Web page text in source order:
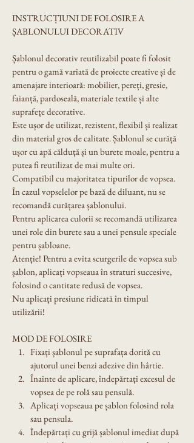
INSTRUCȚIUNI DE FOLOSIRE A
ȘABLONULUI DECORATIV
Șablonul decorativ reutilizabil poate fi folosit
pentru o gamă variată de proiecte creative și de
amenajare interioară: mobilier, pereți, gresie,
faianță, pardoseală, materiale textile și alte
suprafețe decorative.
Este ușor de utilizat, rezistent, flexibil și realizat
din material gros de calitate. Șablonul se curăță
ușor cu apă călduță și un burete moale, pentru a
putea fi reutilizat de mai multe ori.
Compatibil cu majoritatea tipurilor de vopsea.
În cazul vopselelor pe bază de diluant, nu se
recomandă curățarea șablonului.
Pentru aplicarea culorii se recomandă utilizarea
unei role din burete sau a unei pensule speciale
pentru șabloane.
Atenție! Pentru a evita scurgerile de vopsea sub
șablon, aplicați vopseaua în straturi succesive,
folosind o cantitate redusă de vopsea.
Nu aplicați presiune ridicată în timpul
utilizării!
MOD DE FOLOSIRE
Fixați șablonul pe suprafața dorită cu
ajutorul unei benzi adezive din hârtie.
Înainte de aplicare, îndepărtați excesul de
vopsea de pe rolă sau pensulă.
Aplicați vopseaua pe șablon folosind rola
sau pensula.
Îndepărtați cu grijă șablonul imediat după